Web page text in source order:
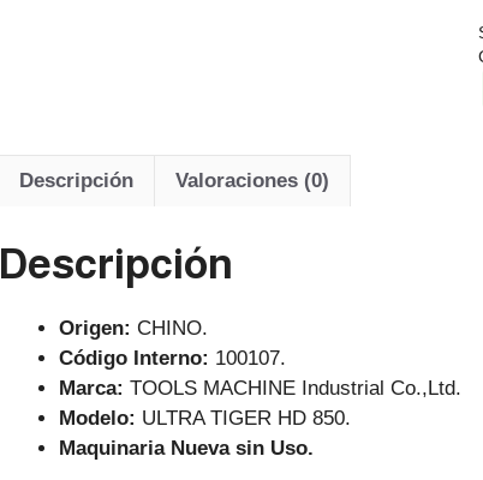
Descripción Valoraciones (0)
Descripción
Origen: CHINO.
Código Interno: 100107.
Marca: TOOLS MACHINE Industrial Co.,Ltd.
Modelo: ULTRA TIGER HD 850.
Maquinaria Nueva sin Uso.